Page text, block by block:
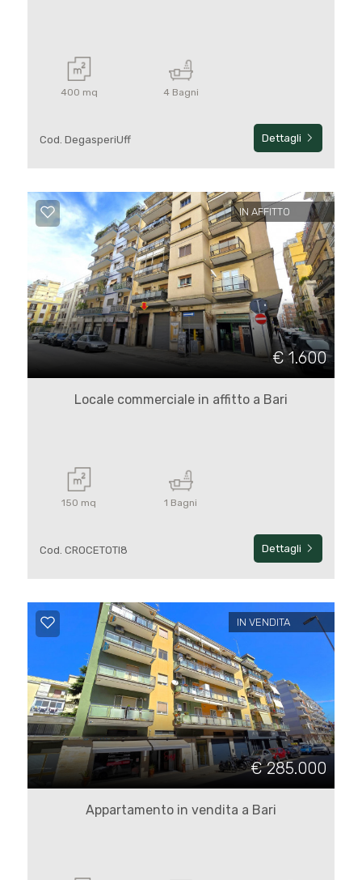
400 mq 4 Bagni
Cod. DegasperiUff Dettagli
IN AFFITTO
€ 1.600
Locale commerciale in affitto a Bari
150 mq 1 Bagni
Cod. CROCETOTI8 Dettagli
IN VENDITA
€ 285.000
Appartamento in vendita a Bari